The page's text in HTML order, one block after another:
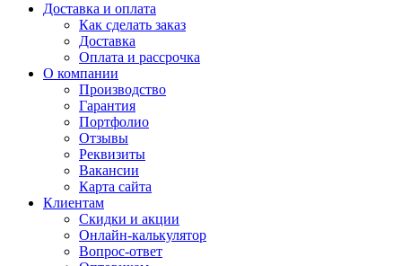
Доставка и оплата
Как сделать заказ
Доставка
Оплата и рассрочка
О компании
Производство
Гарантия
Портфолио
Отзывы
Реквизиты
Вакансии
Карта сайта
Клиентам
Скидки и акции
Онлайн-калькулятор
Вопрос-ответ